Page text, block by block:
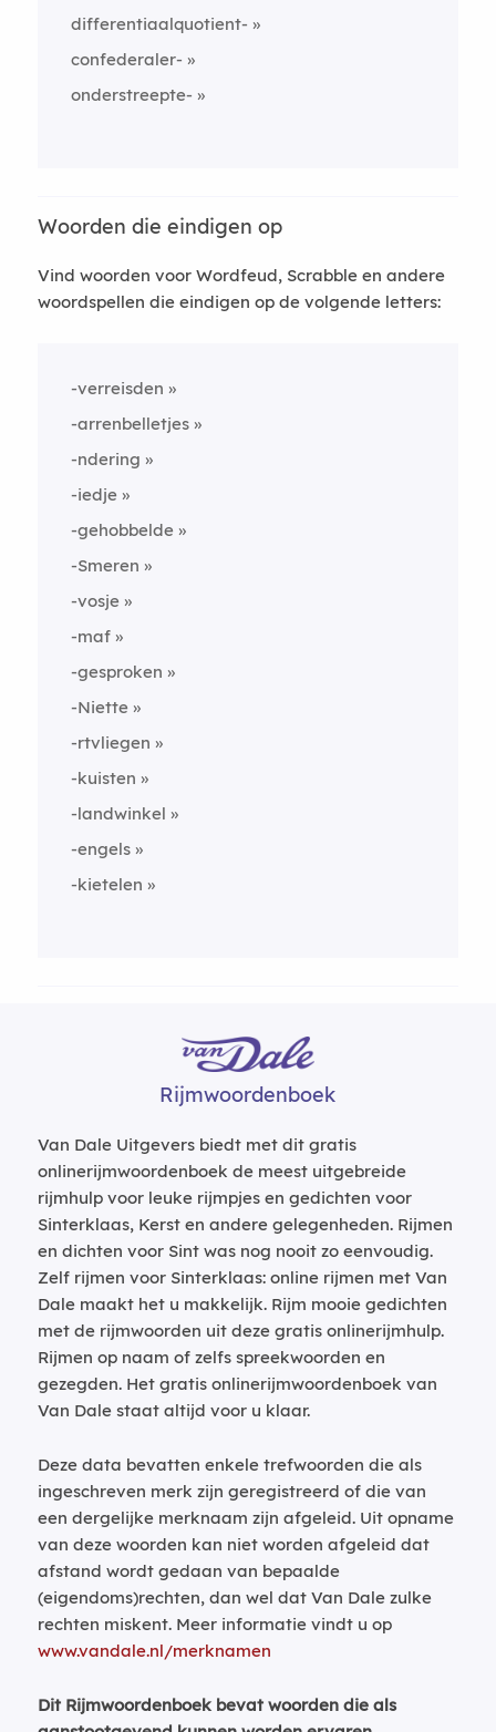
differentiaalquotient-
confederaler-
onderstreepte-
Woorden die eindigen op
Vind woorden voor Wordfeud, Scrabble en andere
woordspellen die eindigen op de volgende letters:
-verreisden
-arrenbelletjes
-ndering
-iedje
-gehobbelde
-Smeren
-vosje
-maf
-gesproken
-Niette
-rtvliegen
-kuisten
-landwinkel
-engels
-kietelen
Rijmwoordenboek
Van Dale Uitgevers biedt met dit gratis
onlinerijmwoordenboek de meest uitgebreide
rijmhulp voor leuke rijmpjes en gedichten voor
Sinterklaas, Kerst en andere gelegenheden. Rijmen
en dichten voor Sint was nog nooit zo eenvoudig.
Zelf rijmen voor Sinterklaas: online rijmen met Van
Dale maakt het u makkelijk. Rijm mooie gedichten
met de rijmwoorden uit deze gratis onlinerijmhulp.
Rijmen op naam of zelfs spreekwoorden en
gezegden. Het gratis onlinerijmwoordenboek van
Van Dale staat altijd voor u klaar.
Deze data bevatten enkele trefwoorden die als
ingeschreven merk zijn geregistreerd of die van
een dergelijke merknaam zijn afgeleid. Uit opname
van deze woorden kan niet worden afgeleid dat
afstand wordt gedaan van bepaalde
(eigendoms)rechten, dan wel dat Van Dale zulke
rechten miskent. Meer informatie vindt u op
www.vandale.nl/merknamen
Dit Rijmwoordenboek bevat woorden die als